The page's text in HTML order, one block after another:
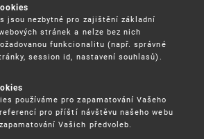
ÚPV bude nominovat
do programu podpory
její podání.
v CSP 2025-2026(docx, 79
naleznete rovněž na
připojeném souboru(pdf, 603 kB)
jsou nezbytné pro zajištění základní
stránek a nelze bez nich
funkcionalitu (např. správné
session id, nastavení souhlasů).
používáme pro zapamatování Vašeho
pro příští návštěvu našeho webu
Vašich předvoleb.